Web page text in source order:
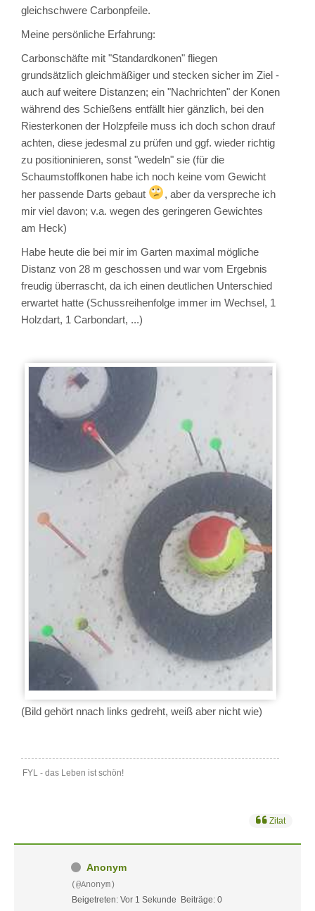
gleichschwere Carbonpfeile.
Meine persönliche Erfahrung:
Carbonschäfte mit "Standardkonen" fliegen
grundsätzlich gleichmäßiger und stecken sicher im Ziel -
auch auf weitere Distanzen; ein "Nachrichten" der Konen
während des Schießens entfällt hier gänzlich, bei den
Riesterkonen der Holzpfeile muss ich doch schon drauf
achten, diese jedesmal zu prüfen und ggf. wieder richtig
zu positioninieren, sonst "wedeln" sie (für die
Schaumstoffkonen habe ich noch keine vom Gewicht
her passende Darts gebaut
, aber da verspreche ich
mir viel davon; v.a. wegen des geringeren Gewichtes
am Heck)
Habe heute die bei mir im Garten maximal mögliche
Distanz von 28 m geschossen und war vom Ergebnis
freudig überrascht, da ich einen deutlichen Unterschied
erwartet hatte (Schussreihenfolge immer im Wechsel, 1
Holzdart, 1 Carbondart, ...)
(Bild gehört nnach links gedreht, weiß aber nicht wie)
FYL - das Leben ist schön!
Zitat
Anonym
(@Anonym)
Beigetreten: Vor 1 Sekunde Beiträge: 0